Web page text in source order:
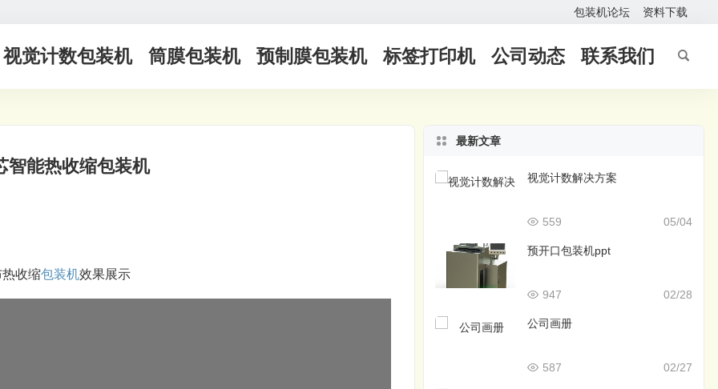
包装机论坛 资料下载
视觉计数包装机 筒膜包装机 预制膜包装机 标签打印机 公司动态 联系我们
智能热收缩包装机
收缩包装机效果展示
最新文章
视觉计数解决方案
05/04
559
预开口包装机ppt
02/28
947
公司画册
02/27
587